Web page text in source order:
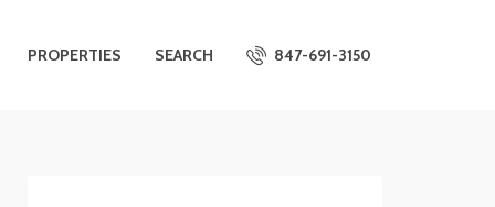
PROPERTIES SEARCH 847-691-3150